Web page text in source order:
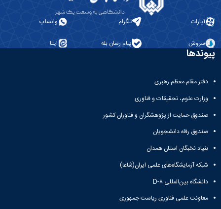
آپارات تلگرام واتساپ
سروش پیام رسان بله ایتا
پیوندها
دفتر مقام معظم رهبری
وزارت علوم، تحقیقات و فناوری
صندوق حمایت از پژوهشگران و فناوران کشور
صندوق رفاه دانشجویان
بنیاد نخبگان استان همدان
شبکه آزمایشگاه‌های علمی ایران(شاعا)
دانشگاه بین‌المللی D-۸
معاونت علمی فناوری ریاست جمهوری